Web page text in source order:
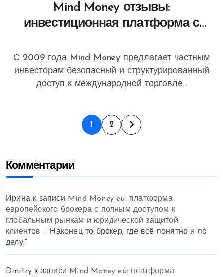
Mind Money отзывы:
инвестиционная платформа с
доступом к глобальным рынкам
С 2009 года Mind Money предлагает частным
инвесторам безопасный и структурированный
доступ к международной торговле...
Пагинация
1 2
Комментарии
Ирина к записи Mind Money eu: платформа
европейского брокера с полным доступом к
глобальным рынкам и юридической защитой
клиентов : “Наконец-то брокер, где всё понятно и по
делу.”
Dmitry к записи Mind Money eu: платформа